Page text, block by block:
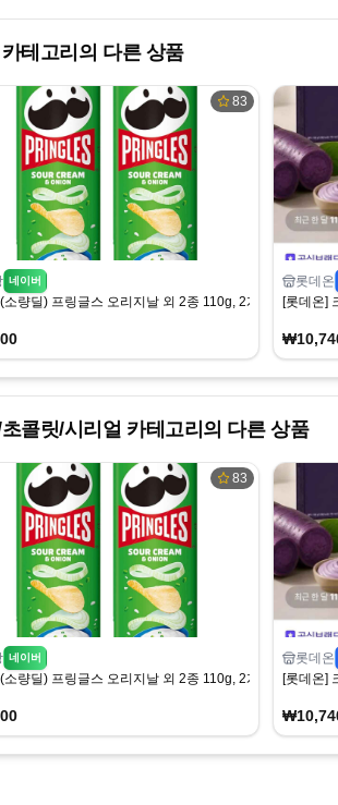
테고리의 다른 상품
83
네이버
소량딜) 프링글스 오리지날 외 2종 110g, 2개 (3,500원)
롯데온
[롯데온]
콜릿/시리얼 카테고리의 다른 상품
83
네이버
소량딜) 프링글스 오리지날 외 2종 110g, 2개 (3,500원)
롯데온
[롯데온]